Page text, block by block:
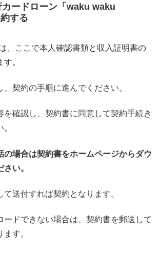
カードローン「waku waku
する
、ここで本人確認書類と収入証明書の
。
、契約の手順に進んでください。
を確認し、契約書に同意して契約手続き
の場合は契約書をホームページからダウ
い。
て送付すれば契約となります。
ードできない場合は、契約書を郵送して
す。